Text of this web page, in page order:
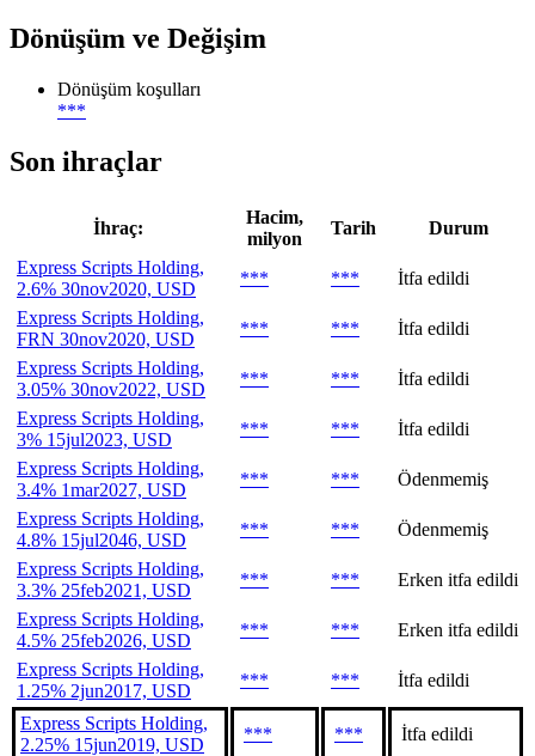
Dönüşüm ve Değişim
Dönüşüm koşulları
***
Son ihraçlar
İhraç:
Hacim,
milyon
Tarih
Durum
Express Scripts Holding,
2.6% 30nov2020, USD
*** ***
İtfa edildi
Express Scripts Holding,
FRN 30nov2020, USD
*** ***
İtfa edildi
Express Scripts Holding,
3.05% 30nov2022, USD
*** ***
İtfa edildi
Express Scripts Holding,
3% 15jul2023, USD
*** ***
İtfa edildi
Express Scripts Holding,
3.4% 1mar2027, USD
*** ***
Ödenmemiş
Express Scripts Holding,
4.8% 15jul2046, USD
*** ***
Ödenmemiş
Express Scripts Holding,
3.3% 25feb2021, USD
*** ***
Erken itfa edildi
Express Scripts Holding,
4.5% 25feb2026, USD
*** ***
Erken itfa edildi
Express Scripts Holding,
1.25% 2jun2017, USD
*** *** İtfa edildi
Express Scripts Holding,
2.25% 15jun2019, USD
*** *** İtfa edildi